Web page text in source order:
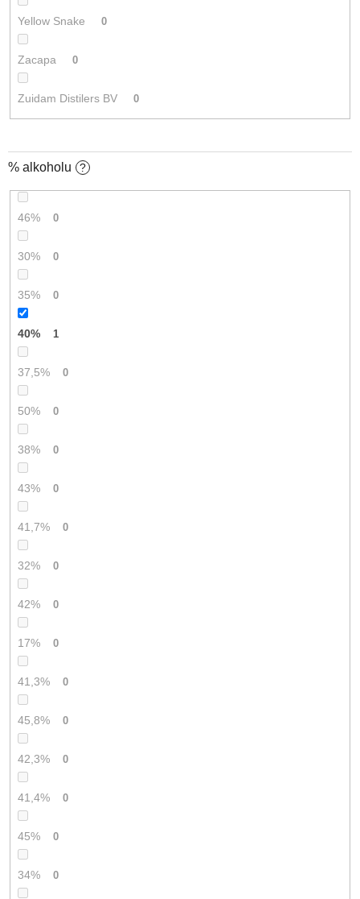
Yellow Snake 0
Zacapa 0
Zuidam Distilers BV 0
% alkoholu ?
46% 0
30% 0
35% 0
40% 1
37,5% 0
50% 0
38% 0
43% 0
41,7% 0
32% 0
42% 0
17% 0
41,3% 0
45,8% 0
42,3% 0
41,4% 0
45% 0
34% 0